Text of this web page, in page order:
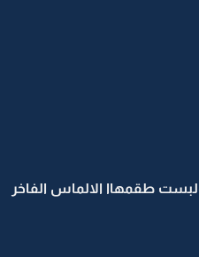
طقمهاا الالماس الفاخر